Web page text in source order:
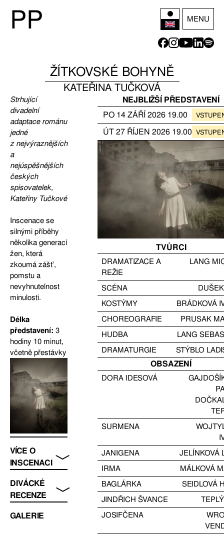
PP MENU
ŽÍTKOVSKÉ BOHYNĚ
KATEŘINA TUČKOVÁ
Strhující
divadelní
adaptace románu
jedné
z nejvýraznějších
a
nejúspěšnějších
českých
spisovatelek,
Kateřiny Tučkové
Inscenace se
silnými příběhy
několika generací
žen, která
zkoumá zášť,
pomstu a
nevyhnutelnost
minulosti.
Délka
představení: 3
hodiny 10 minut,
včetně přestávky
VÍCE O
INSCENACI
DIVÁCKÉ
RECENZE
GALERIE
NEJBLIŽŠÍ PŘEDSTAVENÍ
PO 14ZÁŘÍ2026 19.00
ÚT27 ŘÍJEN 2026 19.00
TVŮRCI
DRAMATIZACE A
REŽIE
LANG
SCÉNA
KOSTÝMY
BRÁDKOVÁ
CHOREOGRAFIE
PRUSAK
HUDBA
LANG
DRAMATURGIE
STÝBLO
OBSAZENÍ
DORA IDESOVÁ
SURMENA
JANIGENA
JELÍNKOVÁ
IRMA
MÁLKOVÁ
BAGLÁRKA
SEIDLOVÁ
JINDŘICH ŠVANCE
JOSIFČENA